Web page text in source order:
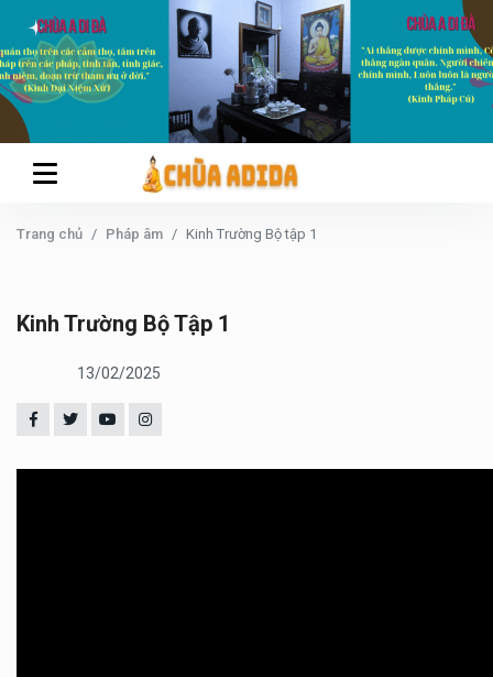
Trang chủ Pháp âm Kinh Trường Bộ tập 1
Kinh Trường Bộ Tập 1
13/02/2025